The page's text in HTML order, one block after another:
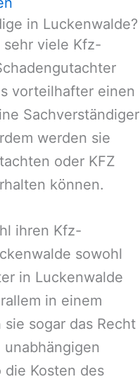
in Luckenwalde?
sehr viele Kfz-
vorteilhafter einen
Sachverständiger
werden sie
oder KFZ
können.
ihren Kfz-
sowohl
in Luckenwalde
in einem
sogar das Recht
die Kosten des